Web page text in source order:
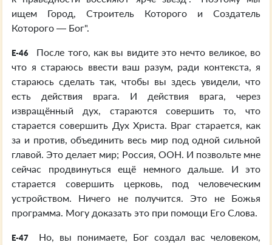
ищем Город, Строитель Которого и Создатель
Которого — Бог".
E-46
После того, как вы видите это нечто великое, во
что я стараюсь ввести ваш разум, ради контекста, я
стараюсь сделать так, чтобы вы здесь увидели, что
есть действия врага. И действия врага, через
извращённый дух, стараются совершить то, что
старается совершить Дух Христа. Враг старается, как
за и против, объединить весь мир под одной сильной
главой. Это делает мир; Россия, ООН. И позвольте мне
сейчас продвинуться ещё немного дальше. И это
старается совершить церковь, под человеческим
устройством. Ничего не получится. Это не Божья
программа. Могу доказать это при помощи Его Слова.
E-47
Но, вы понимаете, Бог создал вас человеком,